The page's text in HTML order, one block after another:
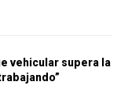
vehicular supera la